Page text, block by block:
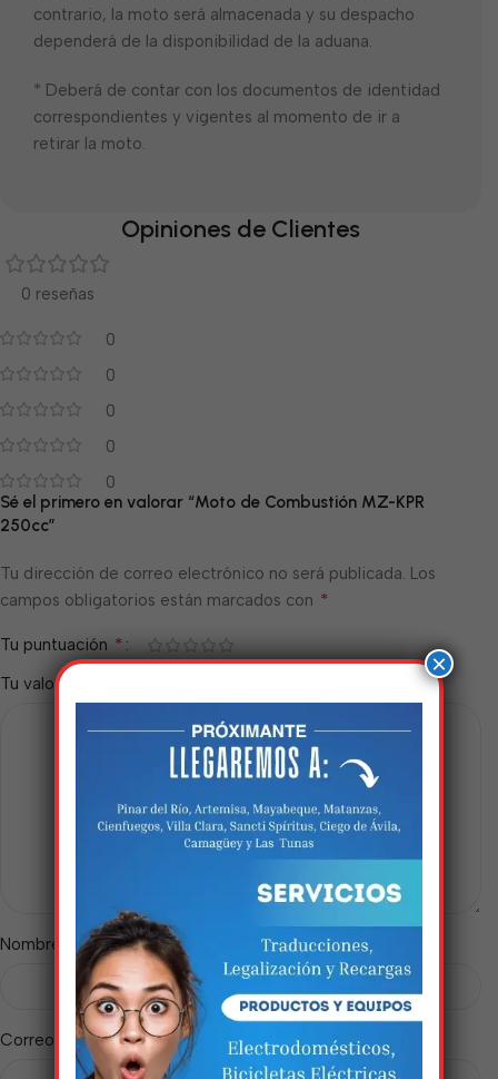
contrario, la moto será almacenada y su despacho
dependerá de la disponibilidad de la aduana.
* Deberá de contar con los documentos de identidad
correspondientes y vigentes al momento de ir a
retirar la moto.
Opiniones de Clientes
0 reseñas
0
0
0
0
0
Sé el primero en valorar “Moto de Combustión MZ-KPR
250cc”
Tu dirección de correo electrónico no será publicada. Los
campos obligatorios están marcados con *
Tu puntuación *
Tu valoración
Nombre *
Correo electrónico*
×
Estamos trabalhando
nisso!
Em breve, esta página estará
disponível com novidades
incríveis. Agradecemos pela
paciência e compreensão.